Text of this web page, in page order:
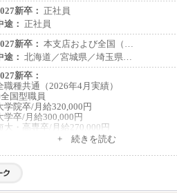
新卒： 正社員
途： 正社員
新卒： 本支店および全国（…
途： 北海道／宮城県／埼玉県…
新卒：
職種共通（2026年4月実績）
国型職員
学院卒/月給320,000円
学卒/月給300,000円
大・高専卒/月給270,000円
学院卒/月給256,000円～288,000円
大学卒/月給240,000円～270,000円
短大・高専卒/月給216,000円～243,000円
+ 続きを読む